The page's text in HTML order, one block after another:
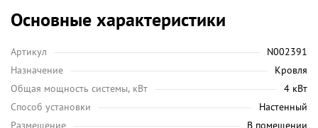
Основные характеристики
Артикул
N002391
Назначение
Кровля
Общая мощность системы, кВт
4 кВт
Способ установки
Настенный
Размещение
В помещении